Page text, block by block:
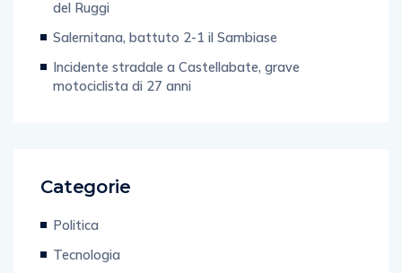
del Ruggi
Salernitana, battuto 2-1 il Sambiase
Incidente stradale a Castellabate, grave
motociclista di 27 anni
Categorie
Politica
Tecnologia